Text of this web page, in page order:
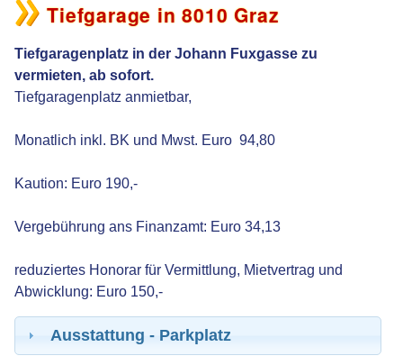
Tiefgarage in 8010 Graz
Tiefgaragenplatz in der Johann Fuxgasse zu
vermieten, ab sofort.
Tiefgaragenplatz anmietbar,
Monatlich inkl. BK und Mwst. Euro 94,80
Kaution: Euro 190,-
Vergebührung ans Finanzamt: Euro 34,13
reduziertes Honorar für Vermittlung, Mietvertrag und
Abwicklung: Euro 150,-
Ausstattung - Parkplatz